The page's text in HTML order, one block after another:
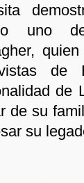
uno
de
de
de su
su